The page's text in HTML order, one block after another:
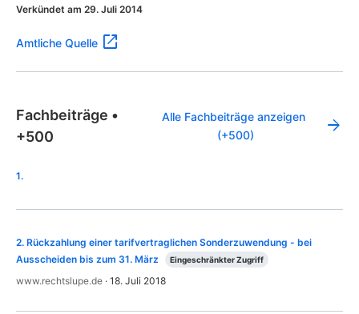
Verkündet am 29. Juli 2014
Amtliche Quelle
Fachbeiträge •
+500
Alle Fachbeiträge anzeigen
(+500)
1.
2. Rückzahlung einer tarifvertraglichen Sonderzuwendung - bei
Ausscheiden bis zum 31. März
Eingeschränkter Zugriff
www.rechtslupe.de · 18. Juli 2018